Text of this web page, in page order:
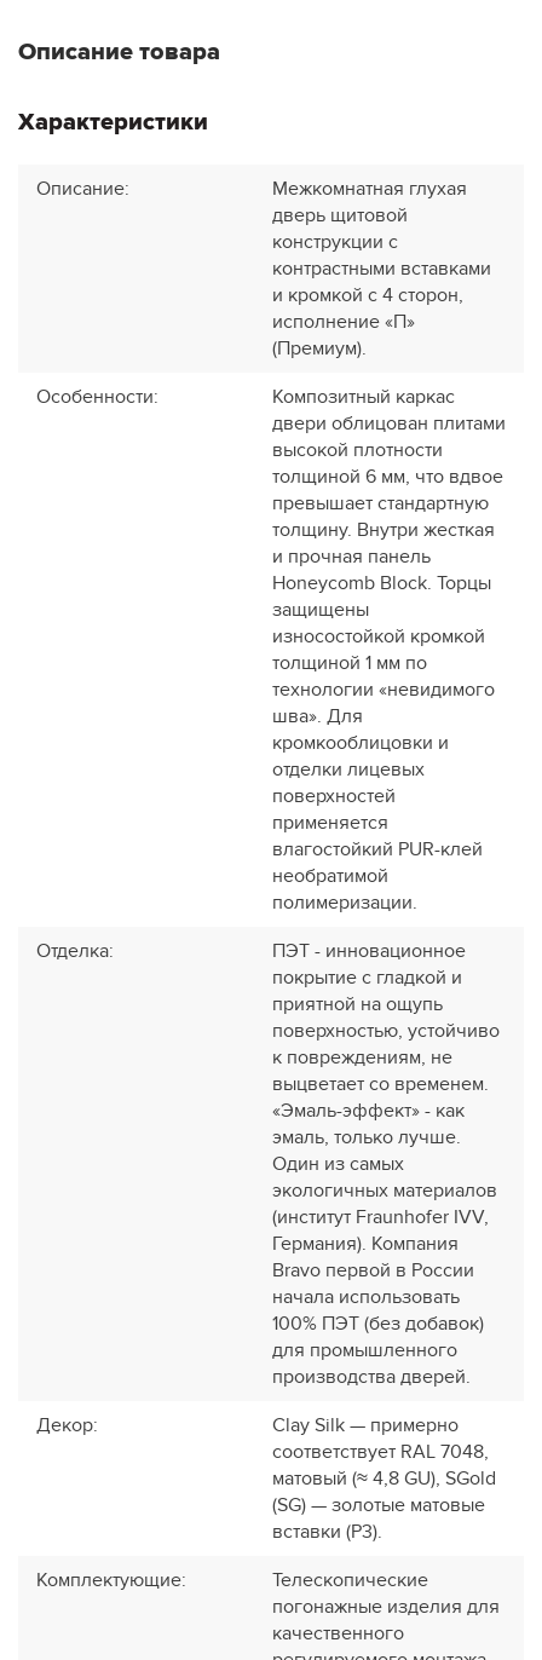
Описание товара
Характеристики
Описание:
Межкомнатная глухая
дверь щитовой
конструкции с
контрастными вставками
и кромкой с 4 сторон,
исполнение «П»
(Премиум).
Особенности:
Композитный каркас
двери облицован плитами
высокой плотности
толщиной 6 мм, что вдвое
превышает стандартную
толщину. Внутри жесткая
и прочная панель
Honeycomb Block. Торцы
защищены
износостойкой кромкой
толщиной 1 мм по
технологии «невидимого
шва». Для
кромкооблицовки и
отделки лицевых
поверхностей
применяется
влагостойкий PUR-клей
необратимой
полимеризации.
Отделка:
ПЭТ - инновационное
покрытие c гладкой и
приятной на ощупь
поверхностью, устойчиво
к повреждениям, не
выцветает со временем.
«Эмаль-эффект» - как
эмаль, только лучше.
Один из самых
экологичных материалов
(институт Fraunhofer IVV,
Германия). Компания
Bravo первой в России
начала использовать
100% ПЭТ (без добавок)
для промышленного
производства дверей.
Декор:
Clay Silk — примерно
соответствует RAL 7048,
матовый (≈ 4,8 GU), SGold
(SG) — золотые матовые
вставки (P3).
Комплектующие:
Телескопические
погонажные изделия для
качественного